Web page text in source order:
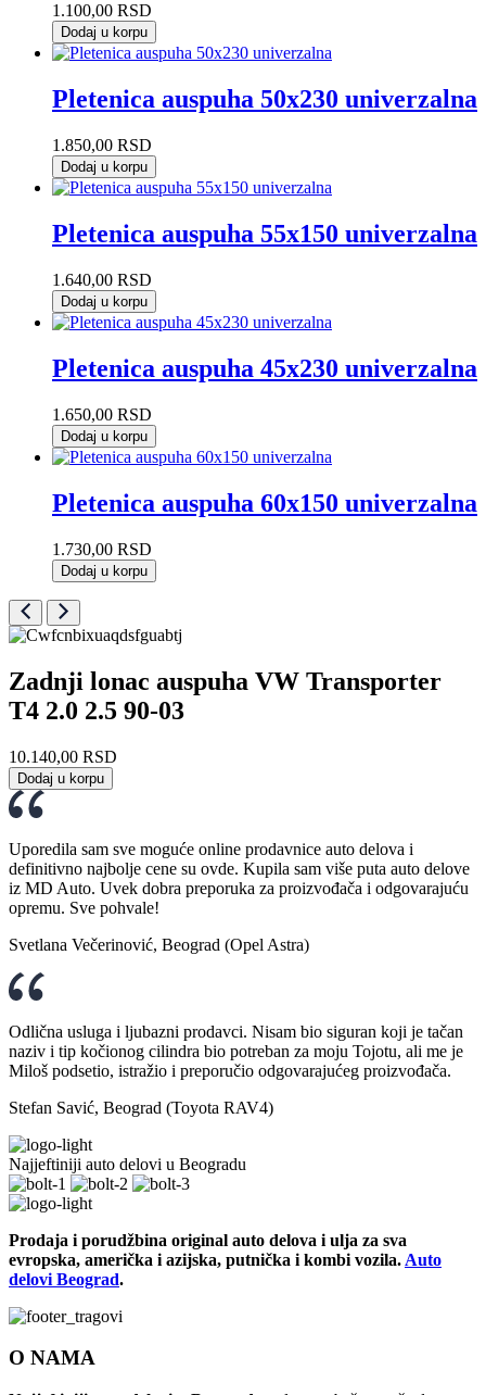
1.100,00 RSD
Dodaj u korpu
Pletenica auspuha 50x230 univerzalna
1.850,00 RSD
Dodaj u korpu
Pletenica auspuha 55x150 univerzalna
1.640,00 RSD
Dodaj u korpu
Pletenica auspuha 45x230 univerzalna
1.650,00 RSD
Dodaj u korpu
Pletenica auspuha 60x150 univerzalna
1.730,00 RSD
Dodaj u korpu
Zadnji lonac auspuha VW Transporter
T4 2.0 2.5 90-03
10.140,00 RSD
Dodaj u korpu
Uporedila sam sve moguće online prodavnice auto delova i
definitivno najbolje cene su ovde. Kupila sam više puta auto delove
iz MD Auto. Uvek dobra preporuka za proizvođača i odgovarajuću
opremu. Sve pohvale!
Svetlana Večerinović, Beograd (Opel Astra)
Odlična usluga i ljubazni prodavci. Nisam bio siguran koji je tačan
naziv i tip kočionog cilindra bio potreban za moju Tojotu, ali me je
Miloš podsetio, istražio i preporučio odgovarajućeg proizvođača.
Stefan Savić, Beograd (Toyota RAV4)
Najjeftiniji auto delovi u Beogradu
Prodaja i porudžbina original auto delova i ulja za sva
evropska, američka i azijska, putnička i kombi vozila. Auto
delovi Beograd.
O NAMA